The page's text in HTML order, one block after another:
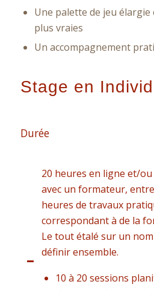
Une palette de jeu
plus vraies
Un accompagnement
Stage en
Durée
20 heures en ligne et/
avec un formateur,
heures de travaux
correspondant à de la
Le tout étalé sur un
définir ensemble.
10 à 20 sessions